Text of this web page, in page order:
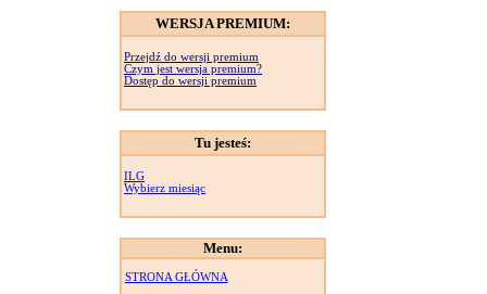
WERSJA PREMIUM:
Przejdź do wersji premium
Czym jest wersja premium?
Dostęp do wersji premium
Tu jesteś:
ILG
Wybierz miesiąc
Menu:
STRONA GŁÓWNA